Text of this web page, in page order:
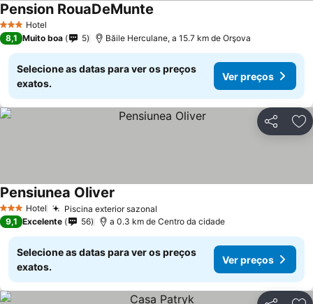
3 EstrelasHotel
Pension RouaDeMunte
8,1 Muito boa 5 Băile Herculane, a 15.7 km de Orşova
Selecione as datas para ver os preços
exatos.
Ver preços
Partilhar
3 EstrelasHotel Piscina exterior sazonal
Pensiunea Oliver
9,1 Excelente 56 a 0.3 km de Centro da cidade
Selecione as datas para ver os preços
exatos.
Ver preços